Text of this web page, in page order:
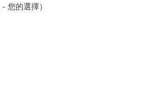
- 您的選擇）